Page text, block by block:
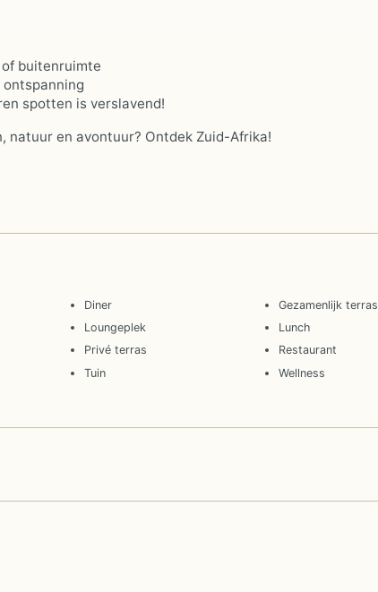
buitenruimte
ontspanning
spotten is verslavend!
natuur en avontuur? Ontdek Zuid-Afrika!
Diner
Gezamenlijk terras
Loungeplek
Lunch
Privé terras
Restaurant
Tuin
Wellness